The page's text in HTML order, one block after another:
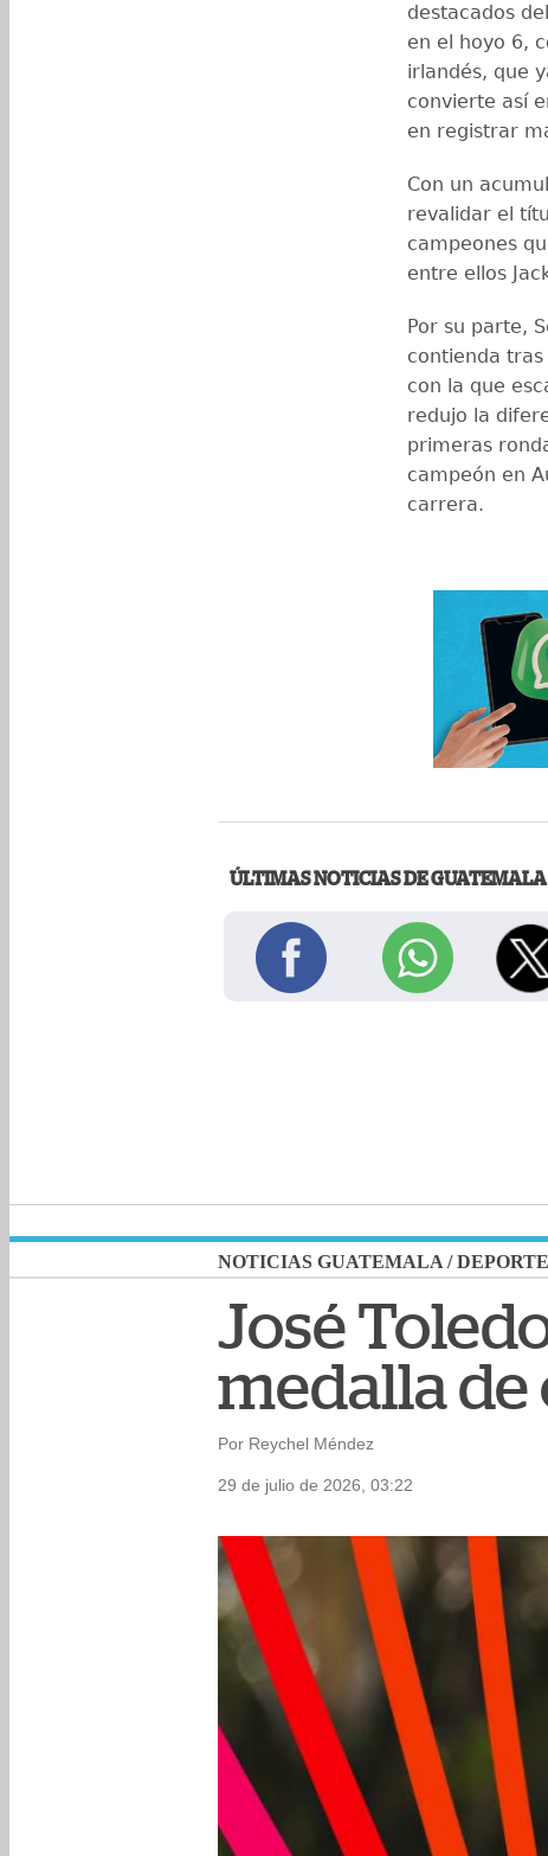
destacados
en el hoyo 6,
irlandés, que
convierte así
en registrar
Con un
revalidar el
campeones
entre ellos
Por su parte,
contienda
con la que
redujo la
primeras
campeón en
carrera.
ÚLTIMAS NOTICIAS DE GUATEMALA
NOTICIAS GUATEMALA /
José
medalla de
Por Reychel Méndez
29 de julio de 2026, 03:22